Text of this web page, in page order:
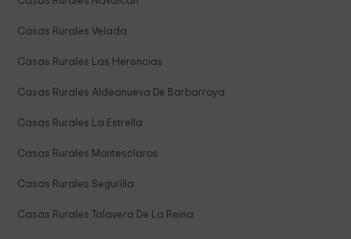
Casas Rurales Velada
Casas Rurales Las Herencias
Casas Rurales Aldeanueva De Barbarroya
Casas Rurales La Estrella
Casas Rurales Montesclaros
Casas Rurales Segurilla
Casas Rurales Talavera De La Reina